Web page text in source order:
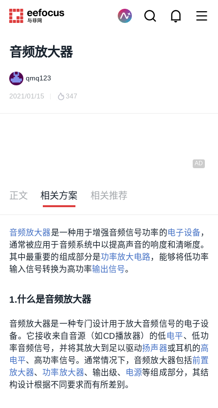
音频放大器
qmq123
2021/01/15 347
正文 相关方案 相关推荐
音频放大器是一种用于增强音频信号功率的电子设备 ，
通常被应用于音频系统中以提高声音的响度和清晰度。
其中最重要的组成部分是功率放大电路 ，能够将低功率
输入信号转换为高功率输出信号。
1.什么是音频放大器
音频放大器是一种专门设计用于放大音频信号的电子设
备。它接收来自音源（如CD播放器）的低 电平、低功
率音频信号，并将其放大到足以驱动扬声器或耳机的高
电平、高功率信号。通常情况下，音频放大器包括前置
放大器、功率放大器、输出级、 电源等组成部分，其结
构设计根据不同要求而有所差别。